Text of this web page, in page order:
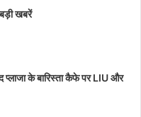
खबरें
प्लाजा के बारिस्ता कैफे पर LIU और